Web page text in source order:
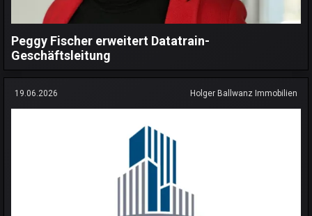
Peggy Fischer erweitert Datatrain-
Geschäftsleitung
19.06.2026 Holger Ballwanz Immobilien